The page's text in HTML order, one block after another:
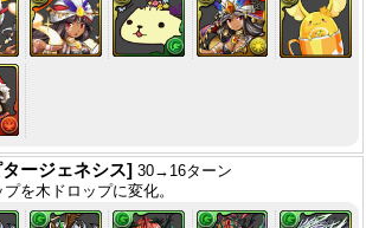
ージェネシス] 30→16ターン
を木ドロップに変化。